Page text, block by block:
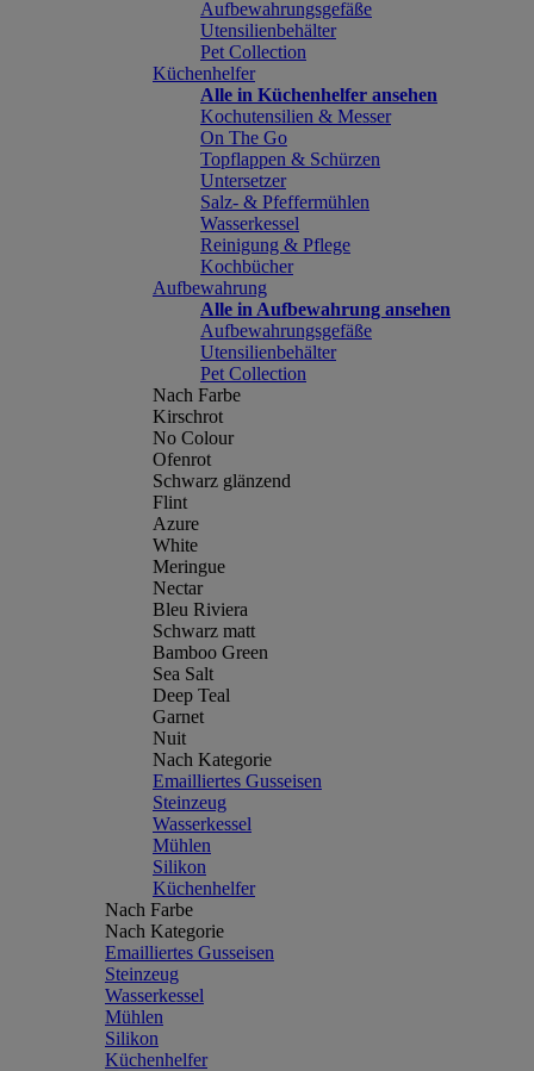
Aufbewahrungsgefäße
Utensilienbehälter
Pet Collection
Küchenhelfer
Alle in Küchenhelfer ansehen
Kochutensilien & Messer
On The Go
Topflappen & Schürzen
Untersetzer
Salz- & Pfeffermühlen
Wasserkessel
Reinigung & Pflege
Kochbücher
Aufbewahrung
Alle in Aufbewahrung ansehen
Aufbewahrungsgefäße
Utensilienbehälter
Pet Collection
Nach Farbe
Kirschrot
No Colour
Ofenrot
Schwarz glänzend
Flint
Azure
White
Meringue
Nectar
Bleu Riviera
Schwarz matt
Bamboo Green
Sea Salt
Deep Teal
Garnet
Nuit
Nach Kategorie
Emailliertes Gusseisen
Steinzeug
Wasserkessel
Mühlen
Silikon
Küchenhelfer
Nach Farbe
Nach Kategorie
Emailliertes Gusseisen
Steinzeug
Wasserkessel
Mühlen
Silikon
Küchenhelfer